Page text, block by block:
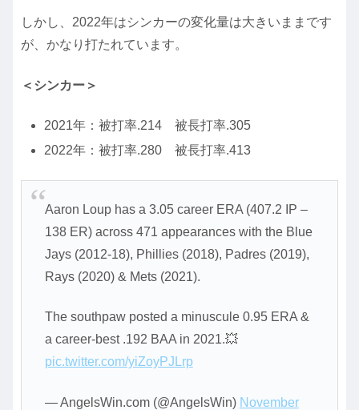
しかし、2022年はシンカーの変化量は大きいままです
が、かなり打たれています。
＜シンカー＞
2021年：被打率.214 被長打率.305
2022年：被打率.280 被長打率.413
Aaron Loup has a 3.05 career ERA (407.2 IP –
138 ER) across 471 appearances with the Blue
Jays (2012-18), Phillies (2018), Padres (2019),
Rays (2020) & Mets (2021).
The southpaw posted a minuscule 0.95 ERA &
a career-best .192 BAA in 2021.💥
pic.twitter.com/yiZoyPJLrp
— AngelsWin.com (@AngelsWin) November